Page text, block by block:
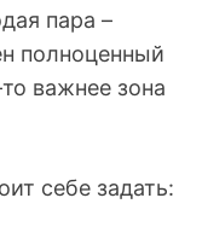
пара –
полноценный
важнее зона
себе задать: